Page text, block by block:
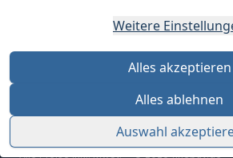
Weitere
Alles akzeptieren
Alles ablehnen
Auswahl
Alle Preise inkl. MwSt. · © 2026 finebuy.de